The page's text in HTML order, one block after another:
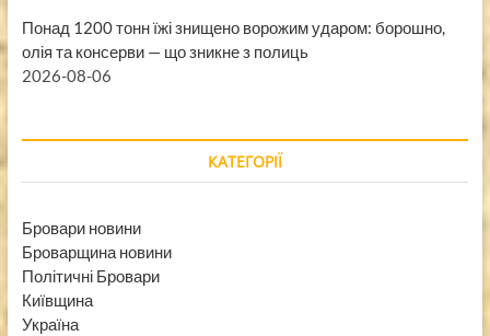
Понад 1200 тонн їжі знищено ворожим ударом: борошно,
олія та консерви — що зникне з полиць
2026-08-06
КАТЕГОРІЇ
Бровари новини
Броварщина новини
Політичні Бровари
Київщина
Україна